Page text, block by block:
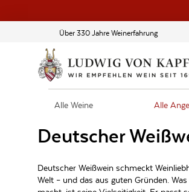
Über 330 Jahre Weinerfahrung
Alle Weine Alle
Deutscher
Deutscher Weißwein schmeckt
Welt – und das aus guten Gründen.